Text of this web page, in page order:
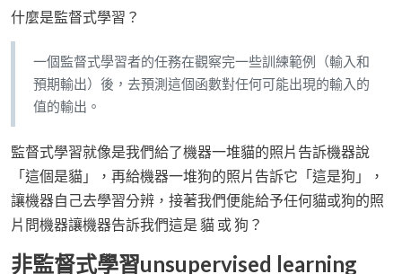
什麼是監督式學習？
一個監督式學習者的任務在觀察完一些訓練範例（輸入和
預期輸出）後，去預測這個函數對任何可能出現的輸入的
值的輸出。
監督式學習就像是我們給了機器一堆貓的照片告訴機器說
「這個是貓」，再給機器一堆狗的照片告訴它「這是狗」，
讓機器自己去學習分辨，接著我們便能給予任何貓或狗的照
片問機器讓機器告訴我們這是 貓 或 狗？
非監督式學習unsupervised learning